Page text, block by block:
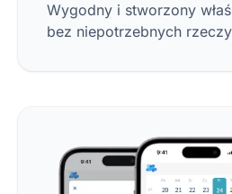
Wygodny i stworzony
bez niepotrzebnych